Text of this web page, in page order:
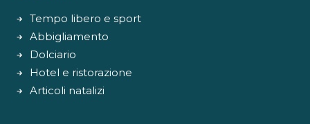
Tempo libero e sport
Abbigliamento
Dolciario
Hotel e ristorazione
Articoli natalizi